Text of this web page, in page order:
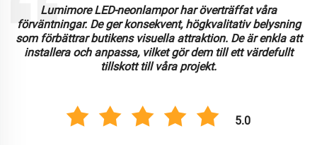
Lumimore LED-neonlampor har överträffat våra
förväntningar. De ger konsekvent, högkvalitativ belysning
som förbättrar butikens visuella attraktion. De är enkla att
installera och anpassa, vilket gör dem till ett värdefullt
tillskott till våra projekt.
5.0